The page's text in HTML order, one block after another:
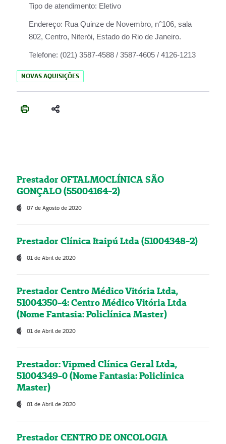
Tipo de atendimento: Eletivo
Endereço: Rua Quinze de Novembro, n°106, sala
802, Centro, Niterói, Estado do Rio de Janeiro.
Telefone: (021) 3587-4588 / 3587-4605 / 4126-1213
NOVAS AQUISIÇÕES
Prestador OFTALMOCLÍNICA SÃO
GONÇALO (55004164-2)
07 de Agosto de 2020
Prestador Clínica Itaipú Ltda (51004348-2)
01 de Abril de 2020
Prestador Centro Médico Vitória Ltda,
51004350-4: Centro Médico Vitória Ltda
(Nome Fantasia: Policlínica Master)
01 de Abril de 2020
Prestador: Vipmed Clínica Geral Ltda,
51004349-0 (Nome Fantasia: Policlínica
Master)
01 de Abril de 2020
Prestador CENTRO DE ONCOLOGIA